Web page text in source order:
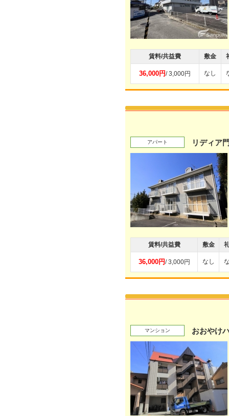
賃料/共益費 敷金
36,000円/ 3,000円 なし
アパート リディア
賃料/共益費 敷金
36,000円/ 3,000円 なし
マンション おおやけ